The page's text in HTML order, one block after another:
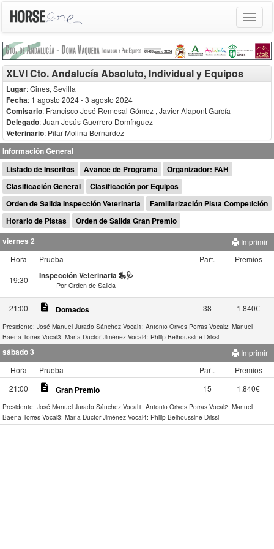
Toggle
XLVI Cto. Andalucía Absoluto, Individual y Equipos
Lugar: Gines, Sevilla
Fecha: 1 agosto 2024- 3 agosto 2024
Comisario: Francisco José Remesal Gómez Javier Alapont García
Delegado:Juan Jesús Guerrero Domínguez
Veterinario: Pilar Molina Bernardez
Información General
Listado de Inscritos
Avance de Programa
Organizador: FAH
Clasificación General
Clasificación por Equipos
Orden de Salida Inspección Veterinaria
Familiarización Pista Competición
Horario de Pistas
Orden de Salida Gran Premio
viernes 2
Imprimir
Hora
Prueba Part.
Premios
19:30
Inspección Veterinaria 🎠🩺
Por Orden de Salida
21:00 description Domados 38 1.840€
Presidente: José Manuel Jurado Sánchez Vocal1: Antonio Orives Porras Vocal2: Manuel
Baena Torres Vocal3: María Ductor Jiménez Vocal4: Philip Belhoussine Drissi
sábado 3
Imprimir
Hora
Prueba Part.
Premios
21:00
description Gran Premio 15 1.840€
Presidente: José Manuel Jurado Sánchez Vocal1: Antonio Orives Porras Vocal2: Manuel
Baena Torres Vocal3: María Ductor Jiménez Vocal4: Philip Belhoussine Drissi